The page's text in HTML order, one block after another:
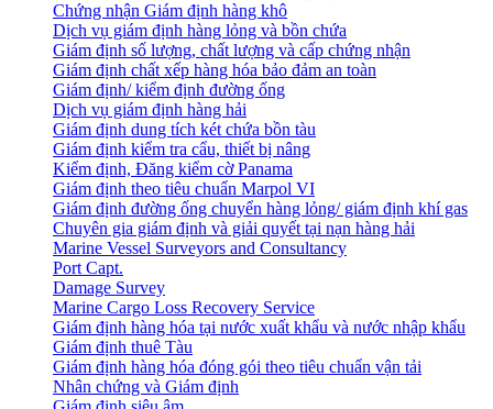
Chứng nhận Giám định hàng khô
Dịch vụ giám định hàng lỏng và bồn chứa
Giám định số lượng, chất lượng và cấp chứng nhận
Giám định chất xếp hàng hóa bảo đảm an toàn
Giám định/ kiểm định đường ống
Dịch vụ giám định hàng hải
Giám định dung tích két chứa bồn tàu
Giám định kiểm tra cẩu, thiết bị nâng
Kiểm định, Đăng kiểm cờ Panama
Giám định theo tiêu chuẩn Marpol VI
Giám định đường ống chuyển hàng lỏng/ giám định khí gas
Chuyên gia giám định và giải quyết tại nạn hàng hải
Marine Vessel Surveyors and Consultancy
Port Capt.
Damage Survey
Marine Cargo Loss Recovery Service
Giám định hàng hóa tại nước xuất khẩu và nước nhập khẩu
Giám định thuê Tàu
Giám định hàng hóa đóng gói theo tiêu chuẩn vận tải
Nhân chứng và Giám định